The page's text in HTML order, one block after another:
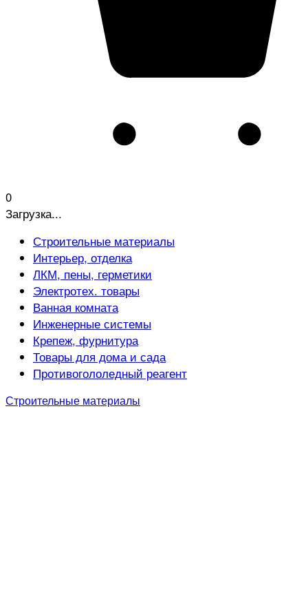
0
Загрузка...
Строительные материалы
Интерьер, отделка
ЛКМ, пены, герметики
Электротех. товары
Ванная комната
Инженерные системы
Крепеж, фурнитура
Товары для дома и сада
Противогололедный реагент
Строительные материалы